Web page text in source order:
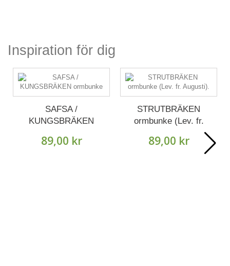
Inspiration för dig
SAFSA /
KUNGSBRÄKEN
89,00 kr
STRUTBRÄKEN
ormbunke (Lev. fr.
89,00 kr